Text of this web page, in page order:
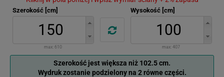
Szerokość [cm]
max: 610
Wysokość [cm]
max: 407
Szerokość jest większa niż 102.5 cm.
Wydruk zostanie podzielony na 2 równe części.